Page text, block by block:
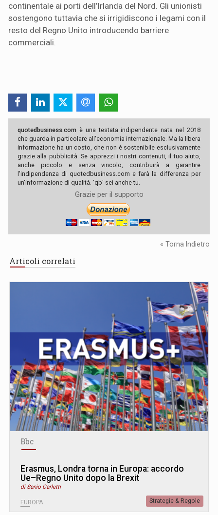
continentale ai porti dell’Irlanda del Nord. Gli unionisti
sostengono tuttavia che si irrigidiscono i legami con il
resto del Regno Unito introducendo barriere
commerciali.
quotedbusiness.com è una testata indipendente nata nel 2018
che guarda in particolare all'economia internazionale. Ma la libera
informazione ha un costo, che non è sostenibile esclusivamente
grazie alla pubblicità. Se apprezzi i nostri contenuti, il tuo aiuto,
anche piccolo e senza vincolo, contribuirà a garantire
l'indipendenza di quotedbusiness.com e farà la differenza per
un'informazione di qualità. 'qb' sei anche tu.
Grazie per il supporto
« Torna Indietro
Articoli correlati
Bbc
Erasmus, Londra torna in Europa: accordo
Ue–Regno Unito dopo la Brexit
di Senio Carletti
EUROPA Strategie & Regole